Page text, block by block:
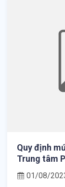
Quy định
Trung tâm
01/08/